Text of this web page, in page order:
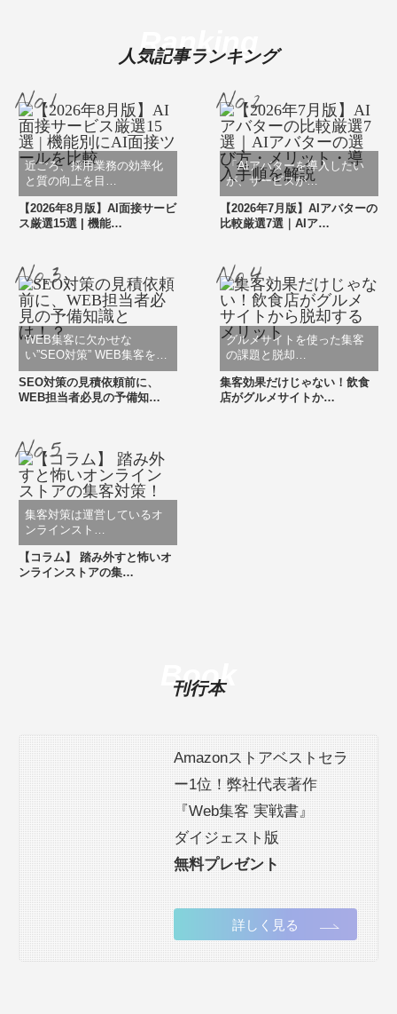
人気記事ランキング
Ranking
近ごろ、採用業務の効率化
と質の向上を目…
【2026年8月版】AI面接サービ
ス厳選15選 | 機能…
「AIアバターを導入したい
が、サービスが…
【2026年7月版】AIアバターの
比較厳選7選｜AIア…
WEB集客に欠かせな
い”SEO対策” WEB集客を…
SEO対策の見積依頼前に、
WEB担当者必見の予備知…
グルメサイトを使った集客
の課題と脱却…
集客効果だけじゃない！飲食
店がグルメサイトか…
集客対策は運営しているオ
ンラインスト…
【コラム】 踏み外すと怖いオ
ンラインストアの集…
刊行本
Book
Amazonストアベストセラ
ー1位！弊社代表著作
『Web集客 実戦書』
ダイジェスト版
無料プレゼント
詳しく見る